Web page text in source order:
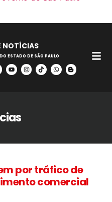
NOTÍCIAS
ESTADO DE SÃO PAULO
por tráfico de
comercial